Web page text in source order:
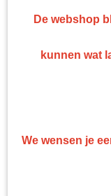
De webshop
kunnen wat
We wensen je